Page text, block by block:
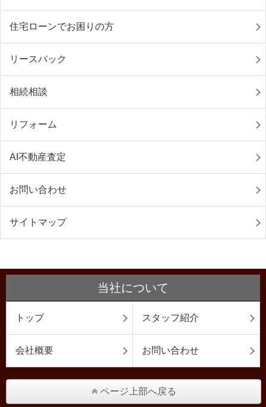
住宅ローンでお困りの方
リースバック
相続相談
リフォーム
AI不動産査定
お問い合わせ
サイトマップ
当社について
トップ スタッフ紹介
会社概要 お問い合わせ
ページ上部へ戻る